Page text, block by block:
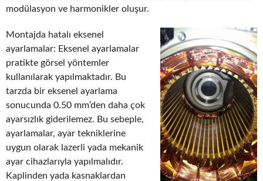
modülasyon ve harmonikler oluşur.
Montajda hatalı eksenel
ayarlamalar: Eksenel ayarlamalar
pratikte görsel yöntemler
kullanılarak yapılmaktadır. Bu
tarzda bir eksenel ayarlama
sonucunda 0.50 mm’den daha çok
ayarsızlık giderilemez. Bu sebeple,
ayarlamalar, ayar tekniklerine
uygun olarak lazerli yada mekanik
ayar cihazlarıyla yapılmalıdır.
Kaplinden yada kasnaklardan